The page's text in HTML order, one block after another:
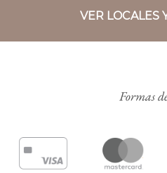
VER LOCALES
Formas